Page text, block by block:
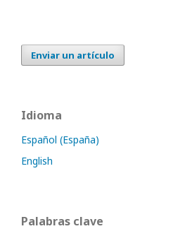
Enviar un artículo
Idioma
Español (España)
English
Palabras clave